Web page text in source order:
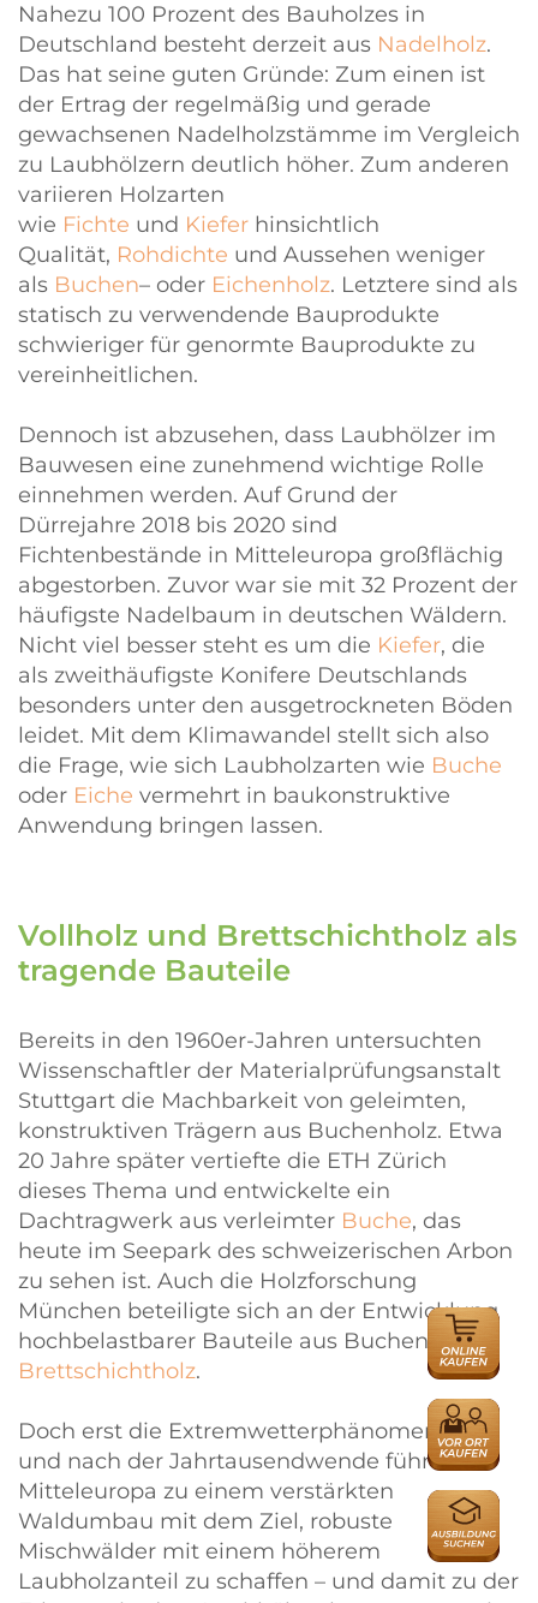
Nahezu 100 Prozent des Bauholzes in
Deutschland besteht derzeit aus Nadelholz.
Das hat seine guten Gründe: Zum einen ist
der Ertrag der regelmäßig und gerade
gewachsenen Nadelholzstämme im Vergleich
zu Laubhölzern deutlich höher. Zum anderen
variieren Holzarten
wie Fichte und Kiefer hinsichtlich
Qualität, Rohdichte und Aussehen weniger
als Buchen– oder Eichenholz. Letztere sind als
statisch zu verwendende Bauprodukte
schwieriger für genormte Bauprodukte zu
vereinheitlichen.
Dennoch ist abzusehen, dass Laubhölzer im
Bauwesen eine zunehmend wichtige Rolle
einnehmen werden. Auf Grund der
Dürrejahre 2018 bis 2020 sind
Fichtenbestände in Mitteleuropa großflächig
abgestorben. Zuvor war sie mit 32 Prozent der
häufigste Nadelbaum in deutschen Wäldern.
Nicht viel besser steht es um die Kiefer, die
als zweithäufigste Konifere Deutschlands
besonders unter den ausgetrockneten Böden
leidet. Mit dem Klimawandel stellt sich also
die Frage, wie sich Laubholzarten wie Buche
oder Eiche vermehrt in baukonstruktive
Anwendung bringen lassen.
Vollholz und Brettschichtholz als
tragende Bauteile
Bereits in den 1960er-Jahren untersuchten
Wissenschaftler der Materialprüfungsanstalt
Stuttgart die Machbarkeit von geleimten,
konstruktiven Trägern aus Buchenholz. Etwa
20 Jahre später vertiefte die ETH Zürich
dieses Thema und entwickelte ein
Dachtragwerk aus verleimter Buche, das
heute im Seepark des schweizerischen Arbon
zu sehen ist. Auch die Holzforschung
München beteiligte sich an der Entwicklung
hochbelastbarer Bauteile aus Buchen-
Brettschichtholz.
Doch erst die Extremwetterphänomene um
und nach der Jahrtausendwende führten in
Mitteleuropa zu einem verstärkten
Waldumbau mit dem Ziel, robuste
Mischwälder mit einem höherem
Laubholzanteil zu schaffen – und damit zu der
ONLINE